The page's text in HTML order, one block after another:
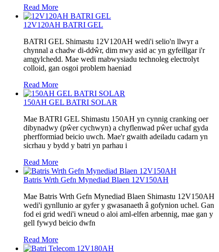
Read More
12V120AH BATRI GEL
BATRI GEL Shimastu 12V120AH wedi'i selio'n llwyr a
chynnal a chadw di-ddŵr, dim nwy asid ac yn gyfeillgar i'r
amgylchedd. Mae wedi mabwysiadu technoleg electrolyt
colloid, gan osgoi problem haeniad
Read More
150AH GEL BATRI SOLAR
Mae BATRI GEL Shimastu 150AH yn cynnig cranking oer
dibynadwy (pŵer cychwyn) a chyflenwad pŵer uchaf gyda
pherfformiad beicio uwch. Mae'r gwaith adeiladu cadarn yn
sicrhau y bydd y batri yn parhau i
Read More
Batris Wrth Gefn Mynediad Blaen 12V150AH
Mae Batris Wrth Gefn Mynediad Blaen Shimastu 12V150AH
wedi'i gynllunio ar gyfer y gwasanaeth â gofynion uchel. Gan
fod ei grid wedi'i wneud o aloi aml-elfen arbennig, mae gan y
gell fywyd beicio dwfn
Read More